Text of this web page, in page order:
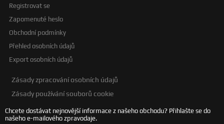
Registrovat se
Zapomenuté heslo
Obchodní podmínky
Přehled osobních údajů
Export osobních údajů
Zásady zpracování osobních údajů
Zásady používání souborů cookie
Chcete dostávat nejnovější informace z našeho obchodu? Přihlašte se do
našeho e-mailového zpravodaje.